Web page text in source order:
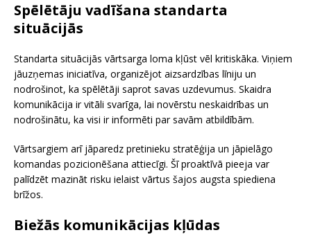
Spēlētāju vadīšana standarta
situācijās
Standarta situācijās vārtsarga loma kļūst vēl kritiskāka. Viņiem
jāuzņemas iniciatīva, organizējot aizsardzības līniju un
nodrošinot, ka spēlētāji saprot savas uzdevumus. Skaidra
komunikācija ir vitāli svarīga, lai novērstu neskaidrības un
nodrošinātu, ka visi ir informēti par savām atbildībām.
Vārtsargiem arī jāparedz pretinieku stratēģija un jāpielāgo
komandas pozicionēšana attiecīgi. Šī proaktīvā pieeja var
palīdzēt mazināt risku ielaist vārtus šajos augsta spiediena
brīžos.
Biežās komunikācijas kļūdas